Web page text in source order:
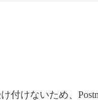
付けないため、